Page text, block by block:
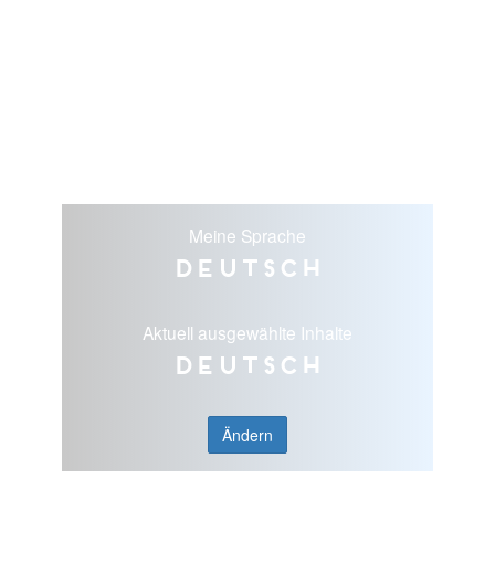
Meine Sprache
Deutsch
Aktuell ausgewählte Inhalte
Deutsch
Ändern